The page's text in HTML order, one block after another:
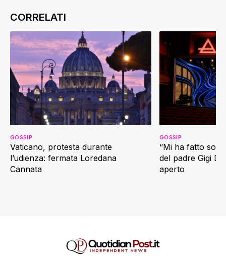
Vaticano, protesta durante
l’udienza: fermata Loredana
Cannata
GOSSIP
“Mi ha fatto
del padre Gigi
aperto
GOSSIP